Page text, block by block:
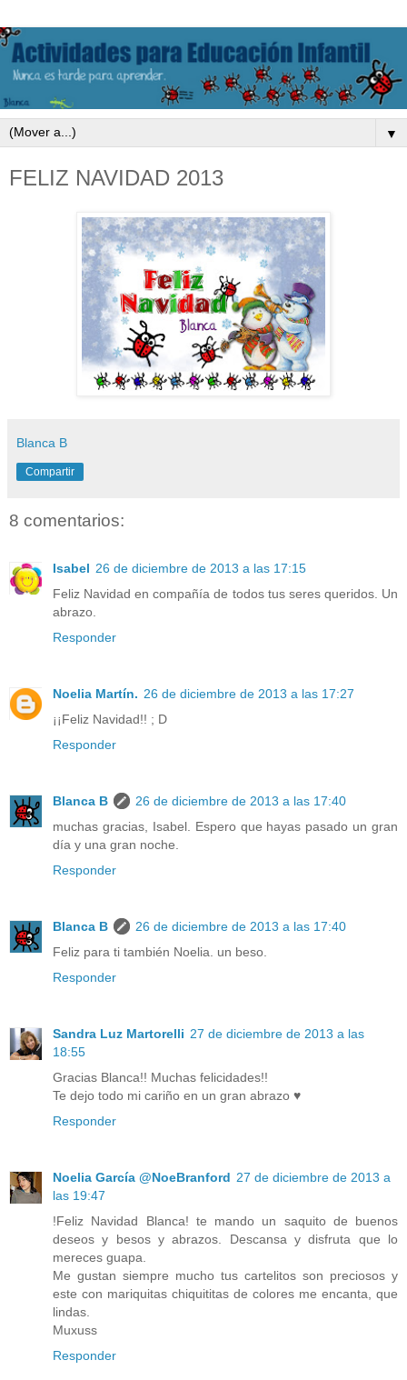
▼
FELIZ NAVIDAD 2013
Blanca B
Compartir
8 comentarios:
Isabel 26 de diciembre de 2013 a las 17:15
Feliz Navidad en compañía de todos tus seres queridos. Un
abrazo.
Responder
Noelia Martín. 26 de diciembre de 2013 a las 17:27
¡¡Feliz Navidad!! ; D
Responder
Blanca B
26 de diciembre de 2013 a las 17:40
muchas gracias, Isabel. Espero que hayas pasado un gran
día y una gran noche.
Responder
Blanca B
26 de diciembre de 2013 a las 17:40
Feliz para ti también Noelia. un beso.
Responder
Sandra Luz Martorelli 27 de diciembre de 2013 a las
18:55
Gracias Blanca!! Muchas felicidades!!
Te dejo todo mi cariño en un gran abrazo ♥
Responder
Noelia García @NoeBranford 27 de diciembre de 2013 a
las 19:47
!Feliz Navidad Blanca! te mando un saquito de buenos
deseos y besos y abrazos. Descansa y disfruta que lo
mereces guapa.
Me gustan siempre mucho tus cartelitos son preciosos y
este con mariquitas chiquititas de colores me encanta, que
lindas.
Muxuss
Responder